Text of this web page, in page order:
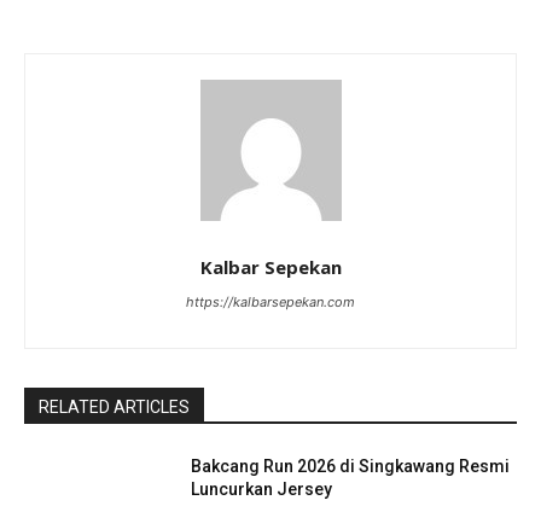
Kalbar Sepekan
https://kalbarsepekan.com
RELATED ARTICLES
Bakcang Run 2026 di Singkawang Resmi
Luncurkan Jersey